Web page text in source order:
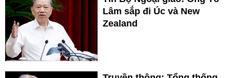
Lâm sắp đi Úc và New
Zealand